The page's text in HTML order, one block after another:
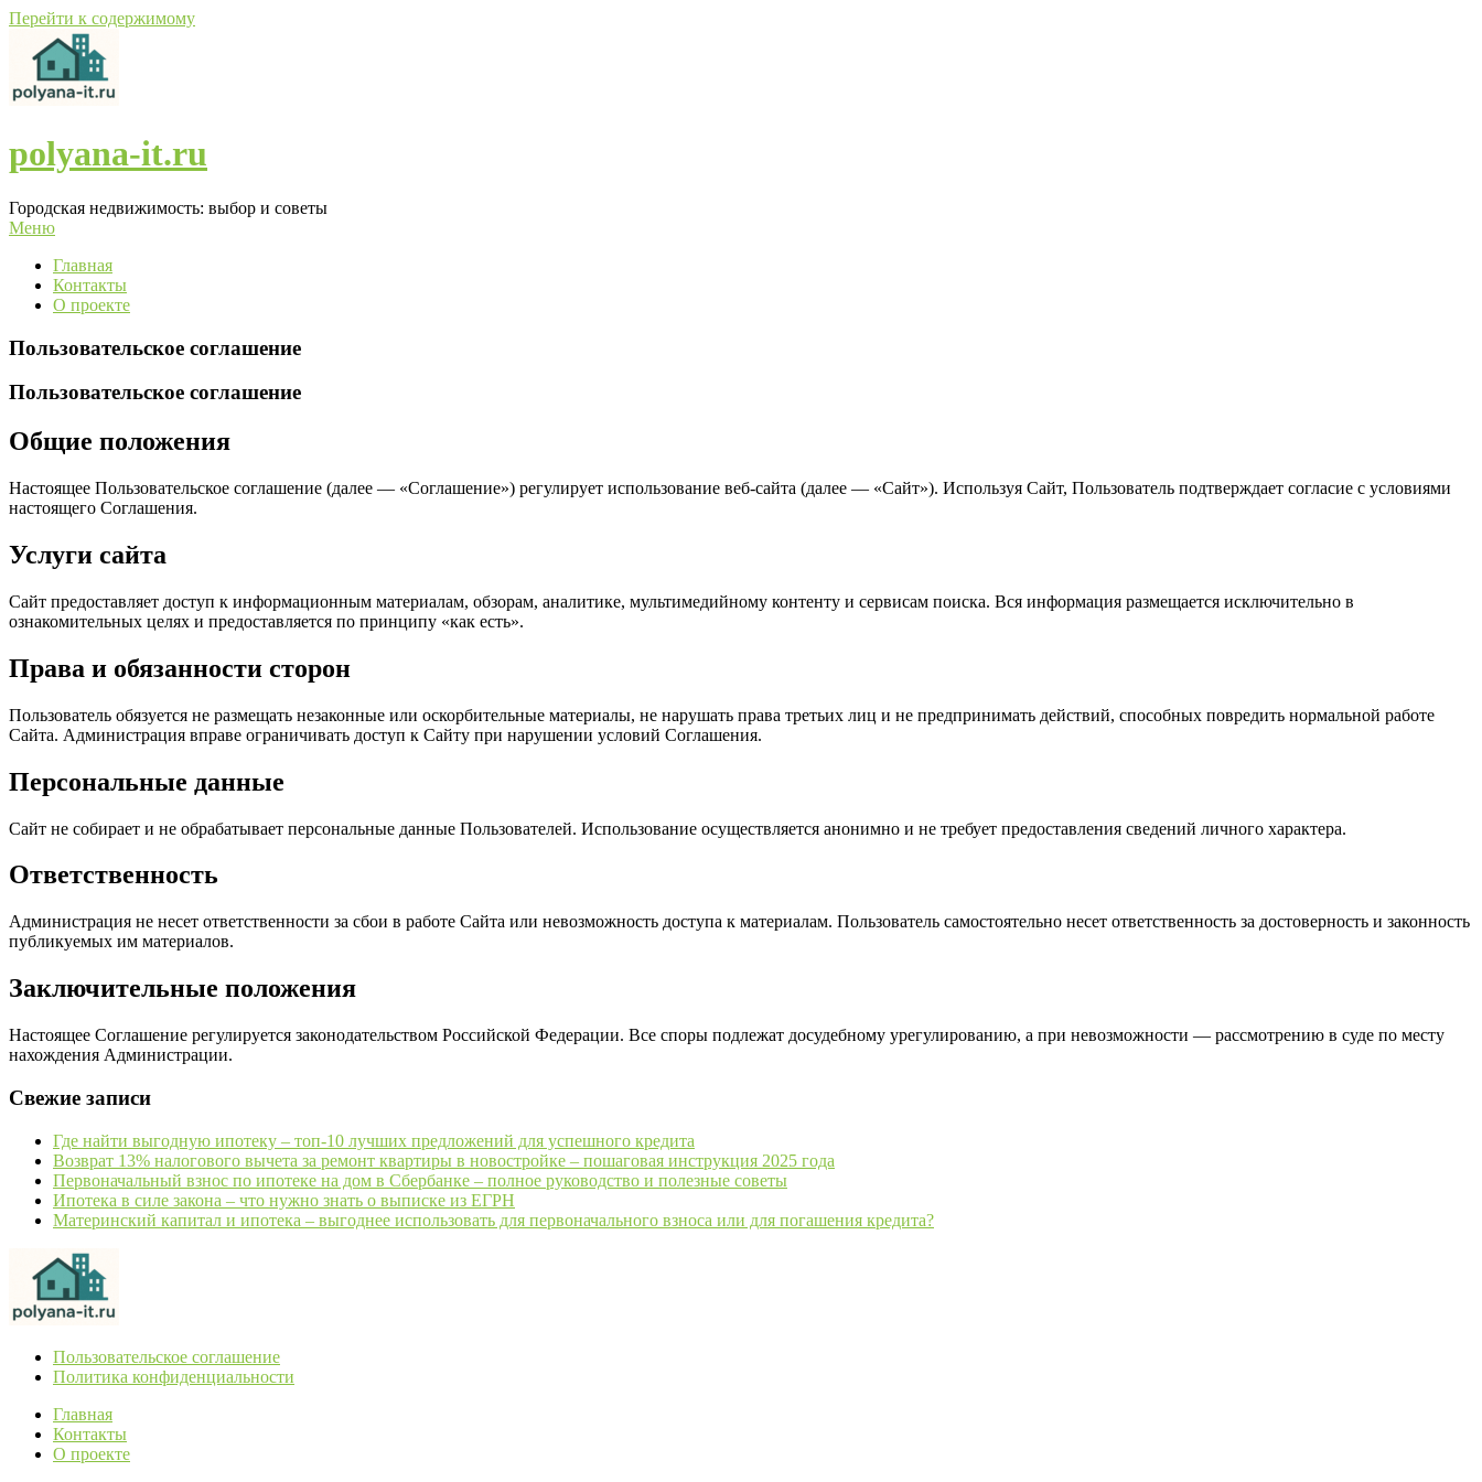
Перейти к содержимому
polyana-it.ru
Городская недвижимость: выбор и советы
Меню
Главная
Контакты
О проекте
Пользовательское соглашение
Пользовательское соглашение
Общие положения
Настоящее Пользовательское соглашение (далее — «Соглашение») регулирует использование веб-сайта (далее — «Сайт»). Используя Сайт, Пользователь подтверждает согласие с условиями
настоящего Соглашения.
Услуги сайта
Сайт предоставляет доступ к информационным материалам, обзорам, аналитике, мультимедийному контенту и сервисам поиска. Вся информация размещается исключительно в
ознакомительных целях и предоставляется по принципу «как есть».
Права и обязанности сторон
Пользователь обязуется не размещать незаконные или оскорбительные материалы, не нарушать права третьих лиц и не предпринимать действий, способных повредить нормальной работе
Сайта. Администрация вправе ограничивать доступ к Сайту при нарушении условий Соглашения.
Персональные данные
Сайт не собирает и не обрабатывает персональные данные Пользователей. Использование осуществляется анонимно и не требует предоставления сведений личного характера.
Ответственность
Администрация не несет ответственности за сбои в работе Сайта или невозможность доступа к материалам. Пользователь самостоятельно несет ответственность за достоверность и законность
публикуемых им материалов.
Заключительные положения
Настоящее Соглашение регулируется законодательством Российской Федерации. Все споры подлежат досудебному урегулированию, а при невозможности — рассмотрению в суде по месту
нахождения Администрации.
Свежие записи
Где найти выгодную ипотеку – топ-10 лучших предложений для успешного кредита
Возврат 13% налогового вычета за ремонт квартиры в новостройке – пошаговая инструкция 2025 года
Первоначальный взнос по ипотеке на дом в Сбербанке – полное руководство и полезные советы
Ипотека в силе закона – что нужно знать о выписке из ЕГРН
Материнский капитал и ипотека – выгоднее использовать для первоначального взноса или для погашения кредита?
Пользовательское соглашение
Политика конфиденциальности
Главная
Контакты
О проекте